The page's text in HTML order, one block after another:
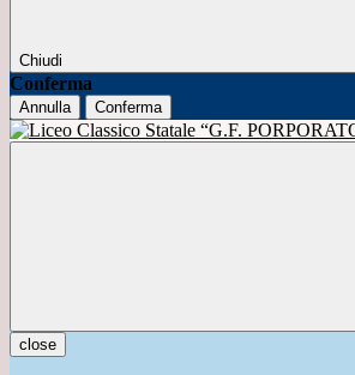
Chiudi
Conferma
Annulla Conferma
close